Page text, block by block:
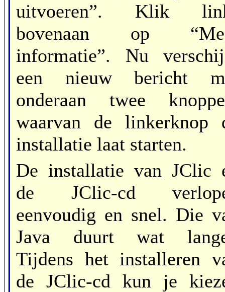
uitvoeren”. Klik
bovenaan op
informatie”. Nu
een nieuw bericht
onderaan twee
waarvan de linkerknop
installatie laat starten.
De installatie van JClic
de JClic-cd
eenvoudig en snel. Die
Java duurt wat
Tijdens het installeren
de JClic-cd kun je